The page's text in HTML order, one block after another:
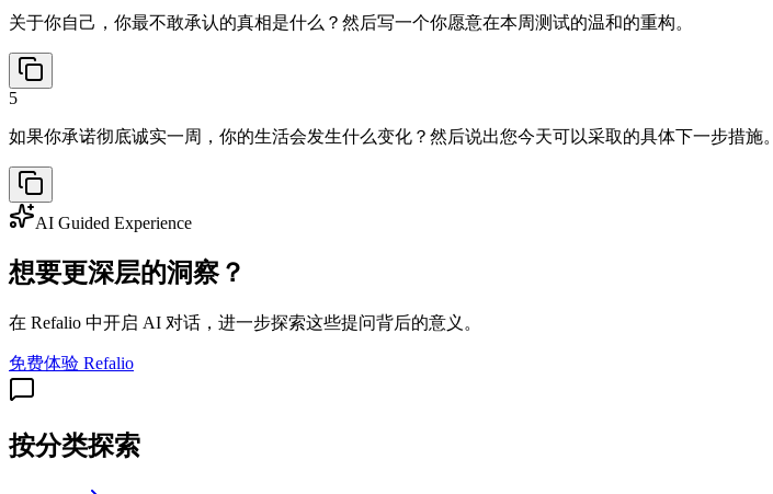
关于你自己，你最不敢承认的真相是什么？然后写一个你愿意在本周测试的温和的重构。
5
如果你承诺彻底诚实一周，你的生活会发生什么变化？然后说出您今天可以采取的具体下一步措施。
AI Guided Experience
想要更深层的洞察？
在 Refalio 中开启 AI 对话，进一步探索这些提问背后的意义。
免费体验 Refalio
按分类探索